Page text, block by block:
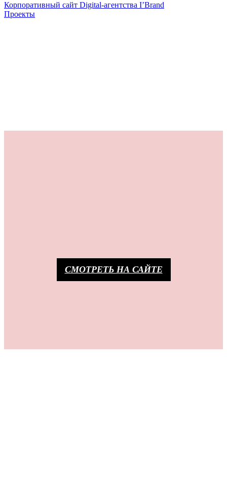
Корпоративный сайт Digital-агентства I’Brand
Проекты
СМОТРЕТЬ НА САЙТЕ